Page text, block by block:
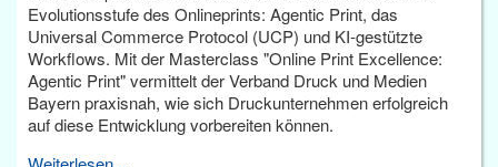
Evolutionsstufe des Onlineprints: Agentic Print, das
Universal Commerce Protocol (UCP) und KI-gestützte
Workflows. Mit der Masterclass "Online Print Excellence:
Agentic Print" vermittelt der Verband Druck und Medien
Bayern praxisnah, wie sich Druckunternehmen erfolgreich
auf diese Entwicklung vorbereiten können.